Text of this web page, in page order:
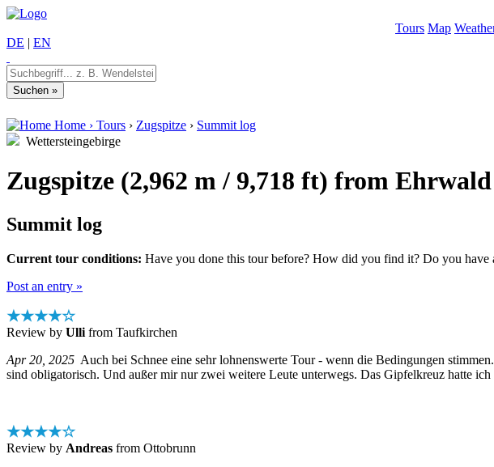
Tours Map
DE | EN
Home › Tours › Zugspitze › Summit log
Wettersteingebirge
Zugspitze (2,962 m / 9,718 ft) from
Summit log
Current tour conditions: Have you done this tour before? How did you find it? Do you
Post an entry »
★★★★☆
Review by Ulli from Taufkirchen
Apr 20, 2025 Auch bei Schnee eine sehr lohnenswerte Tour - wenn die Bedingungen
sind obligatorisch. Und außer mir nur zwei weitere Leute unterwegs. Das Gipfelkreuz hatte
★★★★☆
Review by Andreas from Ottobrunn